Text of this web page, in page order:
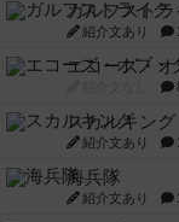
ガルフストラ
紹介文あり
エコーズ・オ
スカルキング
紹介文あり
海兵隊
紹介文あり